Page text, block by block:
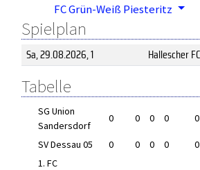
FC Grün-Weiß Piesteritz
Spielplan
Sa, 29.08.2026, 1 Hallescher FC
Tabelle
SG Union
Sandersdorf
0 0 0 0 0
SV Dessau 05 0 0 0 0 0
1. FC